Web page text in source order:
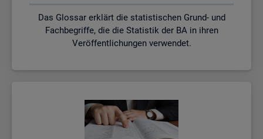
Das Glossar erklärt die statistischen Grund- und
Fachbegriffe, die die Statistik der BA in ihren
Veröffentlichungen verwendet.